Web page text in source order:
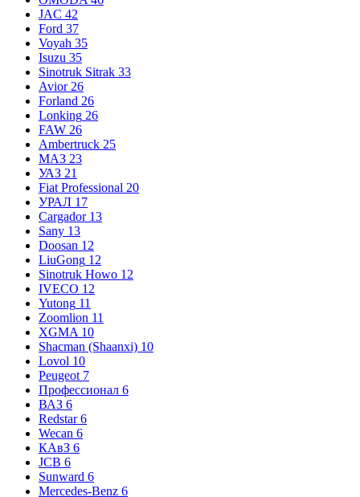
JAC 42
Ford 37
Voyah 35
Isuzu 35
Sinotruk Sitrak 33
Avior 26
Forland 26
Lonking 26
FAW 26
Ambertruck 25
МАЗ 23
УАЗ 21
Fiat Professional 20
УРАЛ 17
Cargador 13
Sany 13
Doosan 12
LiuGong 12
Sinotruk Howo 12
IVECO 12
Yutong 11
Zoomlion 11
XGMA 10
Shacman (Shaanxi) 10
Lovol 10
Peugeot 7
Профессионал 6
ВАЗ 6
Redstar 6
Wecan 6
КАвЗ 6
JCB 6
Sunward 6
Mercedes-Benz 6